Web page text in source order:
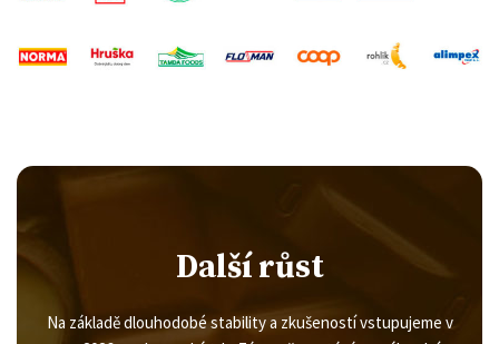
Další růst
Na základě dlouhodobé stability a zkušeností vstupujeme v